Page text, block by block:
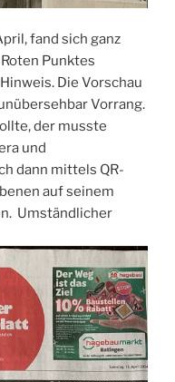
fand sich ganz
Punktes
Die Vorschau
Vorrang.
der musste
und
dann mittels QR-
auf seinem
Umständlicher